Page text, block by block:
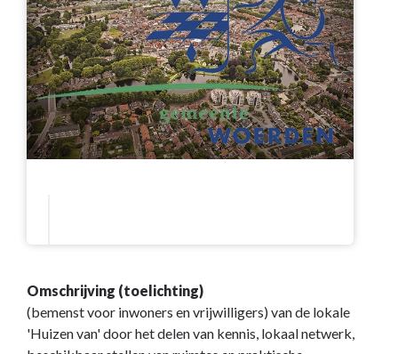
Omschrijving (toelichting)
(bemenst voor inwoners en vrijwilligers) van de lokale
'Huizen van' door het delen van kennis, lokaal netwerk,